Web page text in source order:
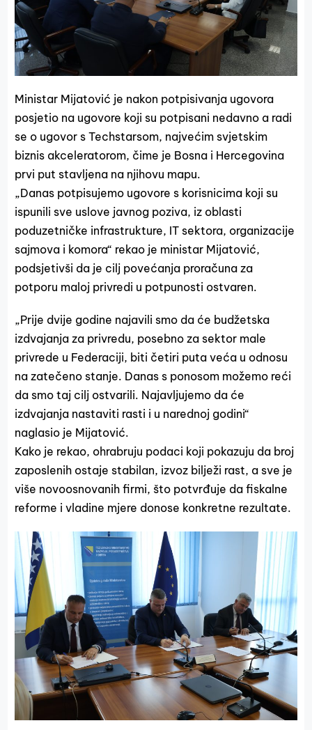
Ministar Mijatović je nakon potpisivanja ugovora
posjetio na ugovore koji su potpisani nedavno a radi
se o ugovor s Techstarsom, najvećim svjetskim
biznis akceleratorom, čime je Bosna i Hercegovina
prvi put stavljena na njihovu mapu.
„Danas potpisujemo ugovore s korisnicima koji su
ispunili sve uslove javnog poziva, iz oblasti
poduzetničke infrastrukture, IT sektora, organizacije
sajmova i komora“ rekao je ministar Mijatović,
podsjetivši da je cilj povećanja proračuna za
potporu maloj privredi u potpunosti ostvaren.
„Prije dvije godine najavili smo da će budžetska
izdvajanja za privredu, posebno za sektor male
privrede u Federaciji, biti četiri puta veća u odnosu
na zatečeno stanje. Danas s ponosom možemo reći
da smo taj cilj ostvarili. Najavljujemo da će
izdvajanja nastaviti rasti i u narednoj godini“
naglasio je Mijatović.
Kako je rekao, ohrabruju podaci koji pokazuju da broj
zaposlenih ostaje stabilan, izvoz bilježi rast, a sve je
više novoosnovanih firmi, što potvrđuje da fiskalne
reforme i vladine mjere donose konkretne rezultate.